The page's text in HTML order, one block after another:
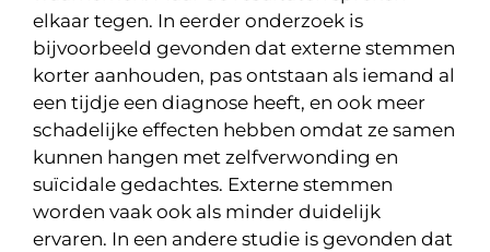
elkaar tegen. In eerder onderzoek is
bijvoorbeeld gevonden dat externe stemmen
korter aanhouden, pas ontstaan als iemand al
een tijdje een diagnose heeft, en ook meer
schadelijke effecten hebben omdat ze samen
kunnen hangen met zelfverwonding en
suïcidale gedachtes. Externe stemmen
worden vaak ook als minder duidelijk
ervaren. In een andere studie is gevonden dat